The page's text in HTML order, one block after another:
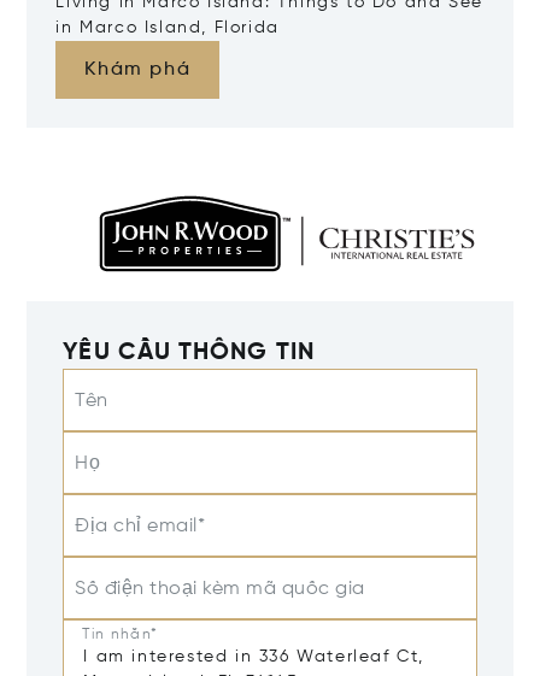
in Marco Island, Florida
Khám phá
YÊU CẦU THÔNG TIN
Tên
Họ
Địa chỉ email*
Số điện thoại kèm mã quốc gia
Tin nhắn*